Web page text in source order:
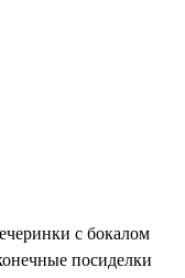
с бокалом
посиделки